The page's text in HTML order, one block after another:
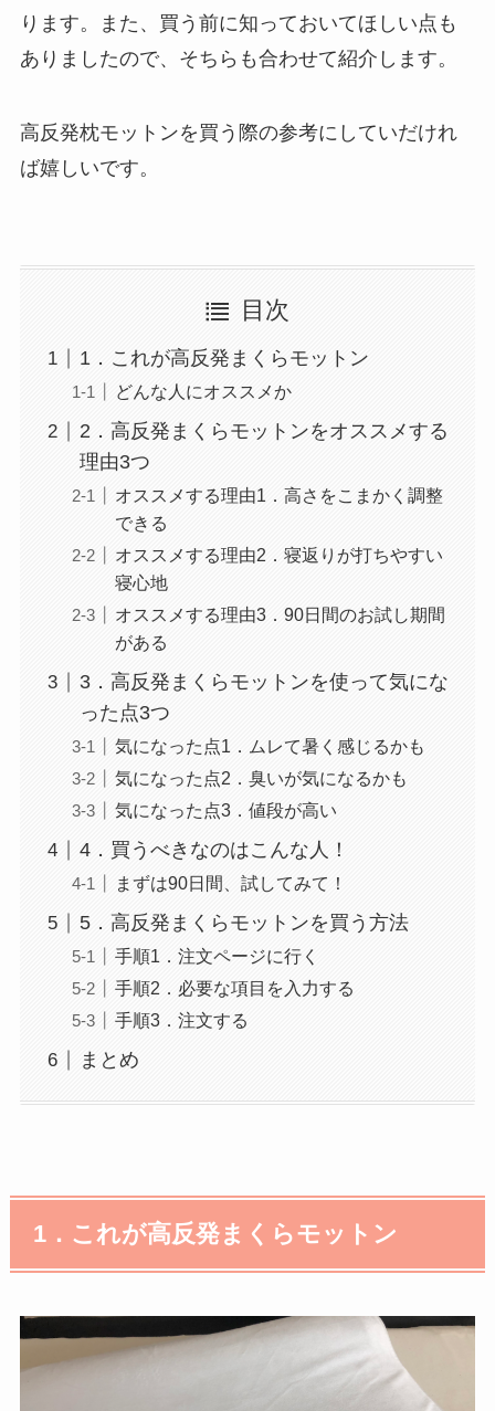
ります。また、買う前に知っておいてほしい点も
ありましたので、そちらも合わせて紹介します。
高反発枕モットンを買う際の参考にしていだけれ
ば嬉しいです。
目次
1．これが高反発まくらモットン
どんな人にオススメか
2．高反発まくらモットンをオススメする
理由3つ
オススメする理由1．高さをこまかく調整
できる
オススメする理由2．寝返りが打ちやすい
寝心地
オススメする理由3．90日間のお試し期間
がある
3．高反発まくらモットンを使って気にな
った点3つ
気になった点1．ムレて暑く感じるかも
気になった点2．臭いが気になるかも
気になった点3．値段が高い
4．買うべきなのはこんな人！
まずは90日間、試してみて！
5．高反発まくらモットンを買う方法
手順1．注文ページに行く
手順2．必要な項目を入力する
手順3．注文する
まとめ
1．これが高反発まくらモットン